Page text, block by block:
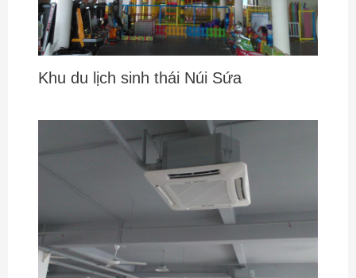
Khu du lịch sinh thái Núi Sứa